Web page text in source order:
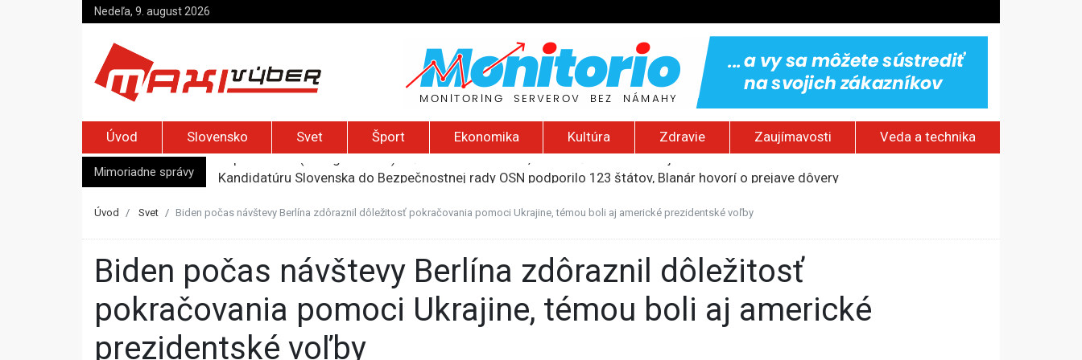
Nedeľa, 9. august 2026
Úvod Slovensko Svet Šport Ekonomika Kultúra Zdravie Zaujímavosti Veda a technika
Mimoriadne správy
Kandidatúru Slovenska do Bezpečnostnej rady OSN podporilo 123 štátov, Blanár hovorí o prejave dôvery
Pápež Lev XIV. sa vo Francúzsku stretne s obeťami sexuálneho zneužívania kňazmi
Úvod Svet Biden počas návštevy Berlína zdôraznil dôležitosť pokračovania pomoci Ukrajine, témou boli aj americké prezidentské voľby
Biden počas návštevy Berlína zdôraznil dôležitosť
pokračovania pomoci Ukrajine, témou boli aj americké
prezidentské voľby